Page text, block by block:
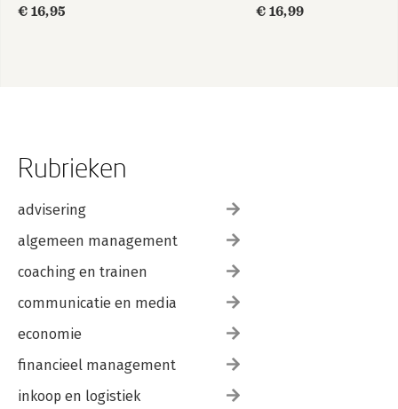
€ 16,95
€ 16,99
Rubrieken
advisering
algemeen management
coaching en trainen
communicatie en media
economie
financieel management
inkoop en logistiek